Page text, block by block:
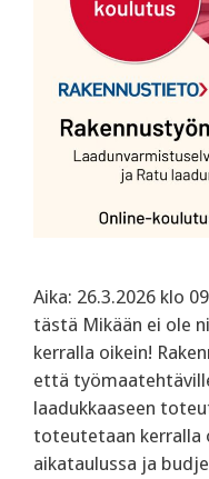
Aika: 26.3.2026 klo
tästä Mikään ei ole
kerralla oikein!
että
laadukkaaseen
toteutetaan kerralla
aikataulussa ja